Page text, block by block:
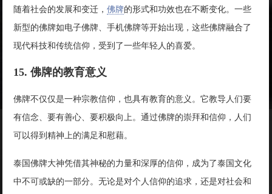
随着社会的发展和变迁，佛牌的形式和功效也在不断变化。一些
新型的佛牌如电子佛牌、手机佛牌等开始出现，这些佛牌融合了
现代科技和传统信仰，受到了一些年轻人的喜爱。
15. 佛牌的教育意义
佛牌不仅仅是一种宗教信仰，也具有教育的意义。它教导人们要
有信念、要有善心、要积极向上。通过佛牌的崇拜和信仰，人们
可以得到精神上的满足和慰藉。
泰国佛牌大神凭借其神秘的力量和深厚的信仰，成为了泰国文化
中不可或缺的一部分。无论是对个人信仰的追求，还是对社会和